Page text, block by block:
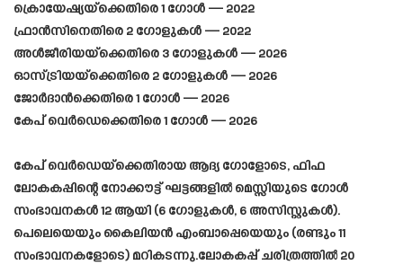
ക്രൊയേഷ്യയ്ക്കെതിരെ 1 ഗോൾ — 2022
ഫ്രാൻസിനെതിരെ 2 ഗോളുകൾ — 2022
അൾജീരിയയ്ക്കെതിരെ 3 ഗോളുകൾ — 2026
ഓസ്ട്രിയയ്ക്കെതിരെ 2 ഗോളുകൾ — 2026
ജോർദാൻക്കെതിരെ 1 ഗോൾ — 2026
കേപ് വെർഡെക്കെതിരെ 1 ഗോൾ — 2026
കേപ് വെർഡെയ്‌ക്കെതിരായ ആദ്യ ഗോളോടെ, ഫിഫ
ലോകകപ്പിന്റെ നോക്കൗട്ട് ഘട്ടങ്ങളിൽ മെസ്സിയുടെ ഗോൾ
സംഭാവനകൾ 12 ആയി (6 ഗോളുകൾ, 6 അസിസ്റ്റുകൾ).
പെലെയെയും കൈലിയൻ എംബാപ്പെയെയും (രണ്ടും 11
സംഭാവനകളോടെ) മറികടന്നു.ലോകകപ്പ് ചരിത്രത്തിൽ 20